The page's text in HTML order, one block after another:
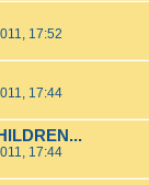
17:52
17:44
17:44